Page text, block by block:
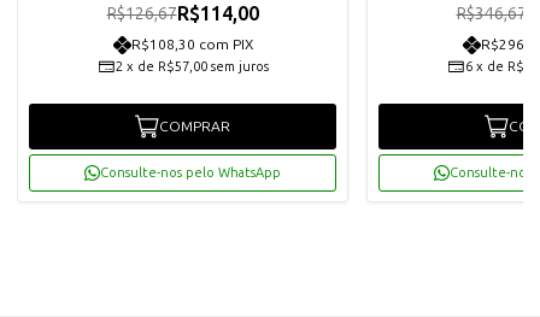
R$126,67R$114,00
R$108,30 com PIX
2 x de R$57,00 sem juros
COMPRAR
Consulte-nos pelo WhatsApp
R$346,67
6 x de
Consulte-nos